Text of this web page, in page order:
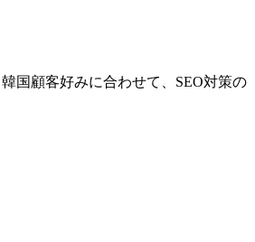
国顧客好みに合わせて、SEO対策の